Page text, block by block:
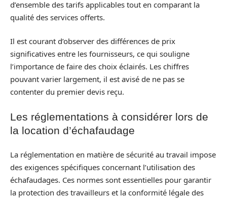
d’ensemble des tarifs applicables tout en comparant la
qualité des services offerts.
Il est courant d’observer des différences de prix
significatives entre les fournisseurs, ce qui souligne
l’importance de faire des choix éclairés. Les chiffres
pouvant varier largement, il est avisé de ne pas se
contenter du premier devis reçu.
Les réglementations à considérer lors de
la location d’échafaudage
La réglementation en matière de sécurité au travail impose
des exigences spécifiques concernant l’utilisation des
échafaudages. Ces normes sont essentielles pour garantir
la protection des travailleurs et la conformité légale des